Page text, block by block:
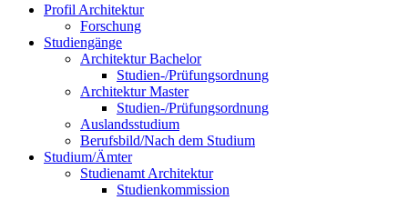
Profil Architektur
Forschung
Studiengänge
Architektur Bachelor
Studien-/Prüfungsordnung
Architektur Master
Studien-/Prüfungsordnung
Auslandsstudium
Berufsbild/Nach dem Studium
Studium/Ämter
Studienamt Architektur
Studienkommission